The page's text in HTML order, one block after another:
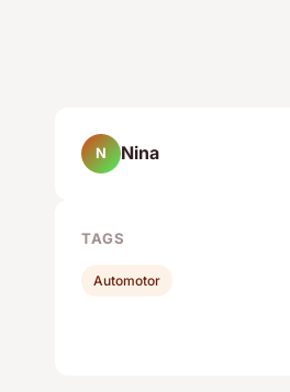
N Nina
TAGS
Automotor